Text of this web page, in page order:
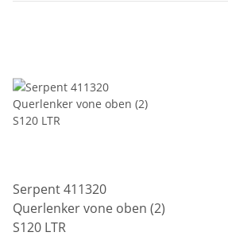
Serpent 411320
Querlenker vone oben (2)
S120 LTR